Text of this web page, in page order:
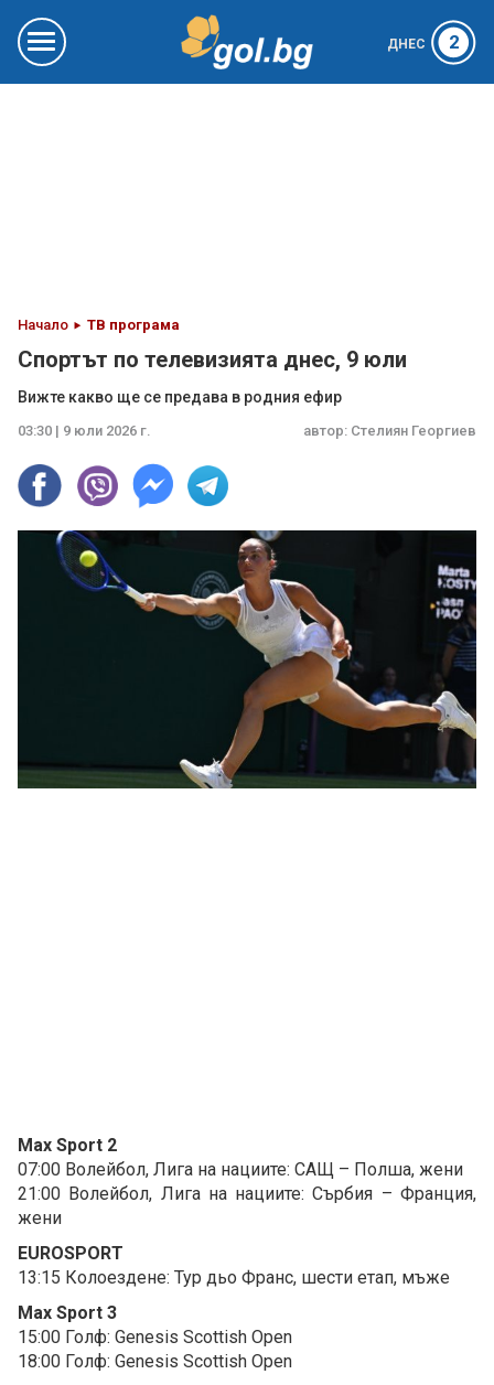
ДНЕС 2
Начало ТВ програма
Спортът по телевизията днес, 9 юли
Вижте какво ще се предава в родния ефир
03:30 | 9 юли 2026 г. автор: Стелиян Георгиев
Max Sport 2
07:00 Волейбол, Лига на нациите: САЩ – Полша, жени
21:00 Волейбол, Лига на нациите: Сърбия – Франция,
жени
EUROSPORT
13:15 Колоездене: Тур дьо Франс, шести етап, мъже
Max Sport 3
15:00 Голф: Genesis Scottish Open
18:00 Голф: Genesis Scottish Open